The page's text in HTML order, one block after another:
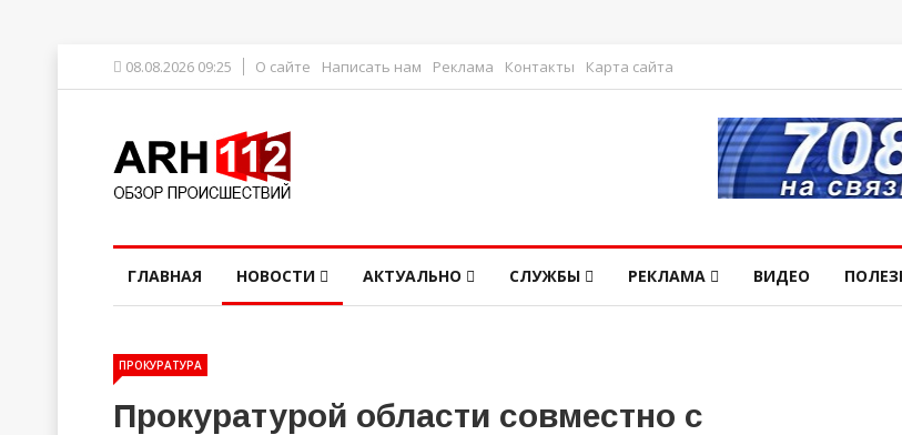
08.08.2026 09:25 О сайте Написать нам Реклама Контакты Карта сайта
ГЛАВНАЯ НОВОСТИ АКТУАЛЬНО СЛУЖБЫ РЕКЛАМА ВИДЕО
ПРОКУРАТУРА
Прокуратурой области совместно с